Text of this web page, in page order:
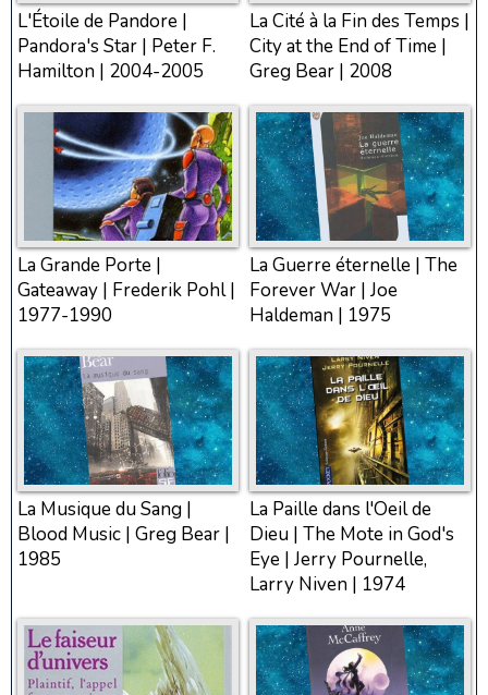
L'Étoile de Pandore |
Pandora's Star | Peter F.
Hamilton | 2004-2005
La Cité à la Fin des Temps |
City at the End of Time |
Greg Bear | 2008
La Grande Porte |
Gateaway | Frederik Pohl |
1977-1990
La Guerre éternelle | The
Forever War | Joe
Haldeman | 1975
La Musique du Sang |
Blood Music | Greg Bear |
1985
La Paille dans l'Oeil de
Dieu | The Mote in God's
Eye | Jerry Pournelle,
Larry Niven | 1974